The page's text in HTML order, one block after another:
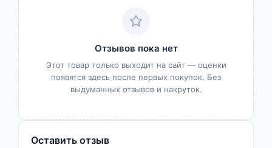
Отзывов пока нет
Этот товар только выходит на сайт — оценки
появятся здесь после первых покупок. Без
выдуманных отзывов и накруток.
Оставить отзыв